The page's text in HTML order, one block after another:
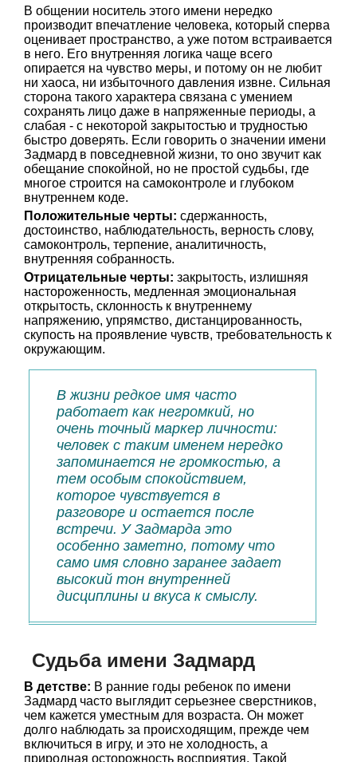
В общении носитель этого имени нередко
производит впечатление человека, который сперва
оценивает пространство, а уже потом встраивается
в него. Его внутренняя логика чаще всего
опирается на чувство меры, и потому он не любит
ни хаоса, ни избыточного давления извне. Сильная
сторона такого характера связана с умением
сохранять лицо даже в напряженные периоды, а
слабая - с некоторой закрытостью и трудностью
быстро доверять. Если говорить о значении имени
Задмард в повседневной жизни, то оно звучит как
обещание спокойной, но не простой судьбы, где
многое строится на самоконтроле и глубоком
внутреннем коде.
Положительные черты: сдержанность,
достоинство, наблюдательность, верность слову,
самоконтроль, терпение, аналитичность,
внутренняя собранность.
Отрицательные черты: закрытость, излишняя
настороженность, медленная эмоциональная
открытость, склонность к внутреннему
напряжению, упрямство, дистанцированность,
скупость на проявление чувств, требовательность к
окружающим.
В жизни редкое имя часто
работает как негромкий, но
очень точный маркер личности:
человек с таким именем нередко
запоминается не громкостью, а
тем особым спокойствием,
которое чувствуется в
разговоре и остается после
встречи. У Задмарда это
особенно заметно, потому что
само имя словно заранее задает
высокий тон внутренней
дисциплины и вкуса к смыслу.
Судьба имени Задмард
В детстве: В ранние годы ребенок по имени
Задмард часто выглядит серьезнее сверстников,
чем кажется уместным для возраста. Он может
долго наблюдать за происходящим, прежде чем
включиться в игру, и это не холодность, а
природная осторожность восприятия. Такой